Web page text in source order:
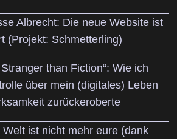
Albrecht: Die neue Website ist
(Projekt: Schmetterling)
Stranger than Fiction“: Wie ich
über mein (digitales) Leben
zurückeroberte
Welt ist nicht mehr eure (dank